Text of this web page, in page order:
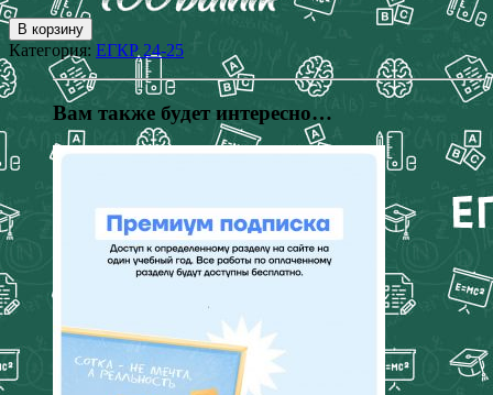
В корзину
Категория: ЕГКР 24-25
Вам также будет интересно…